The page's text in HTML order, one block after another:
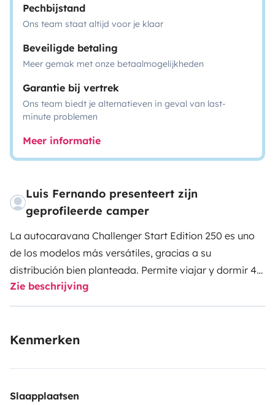
Pechbijstand
Ons team staat altijd voor je klaar
Beveiligde betaling
Meer gemak met onze betaalmogelijkheden
Garantie bij vertrek
Ons team biedt je alternatieven in geval van last-
minute problemen
Meer informatie
Luis Fernando presenteert zijn
geprofileerde camper
La autocaravana Challenger Start Edition 250 es uno
de los modelos más versátiles, gracias a su
distribución bien planteada. Permite viajar y dormir 4
personas cómodamente en dos camas dobles.
y la ducha están en estancias diferentes y separadas
ofreciendo la intimidad necesaria para cambiarte o
oscurecedores en todas las ventanas. También cuenta
Zie beschrijving
Kenmerken
Slaapplaatsen